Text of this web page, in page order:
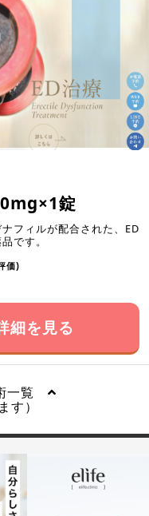
錠
フィルが配合された、ED
です。
価)
細を見る
一覧
す）